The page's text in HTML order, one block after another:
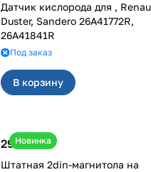
Датчик кислорода для , Renault
Duster, Sandero 26A41772R,
26A41841R
Под заказ
В корзину
Новинка
29 000 ₽
Штатная 2din-магнитола на